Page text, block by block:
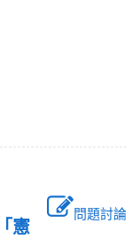
問題討論
憲